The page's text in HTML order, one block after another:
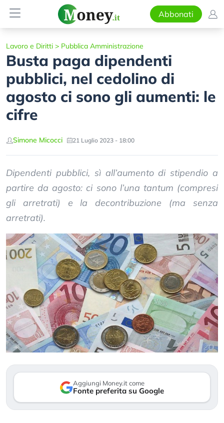
Abbonati
Lavoro e Diritti > Pubblica Amministrazione
Busta paga dipendenti
pubblici, nel cedolino di
agosto ci sono gli aumenti: le
cifre
Simone Micocci 21 Luglio 2023 - 18:00
Dipendenti pubblici, sì all’aumento di stipendio a
partire da agosto: ci sono l’una tantum (compresi
gli arretrati) e la decontribuzione (ma senza
arretrati).
Aggiungi Money.it come
Fonte preferita su Google